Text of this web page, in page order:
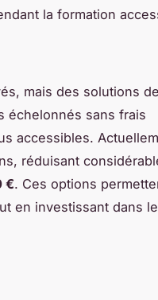
la formation
mais des solutions de
échelonnés sans frais
accessibles.
réduisant
€. Ces options
en investissant dans